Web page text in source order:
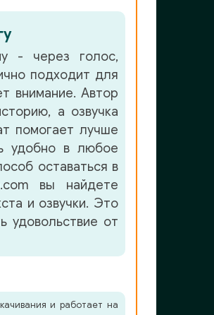
- через голос,
подходит для
внимание. Автор
а озвучка
помогает лучше
удобно в любое
оставаться в
вы найдете
и озвучки. Это
удовольствие от
и работает на